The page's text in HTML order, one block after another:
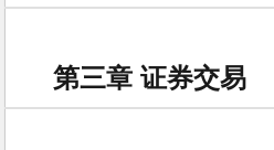
第三章 证券交易